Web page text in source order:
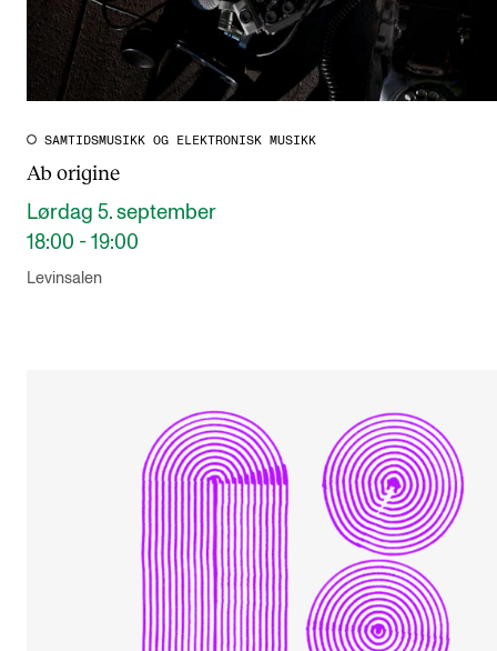
SAMTIDSMUSIKK OG ELEKTRONISK MUSIKK
Ab origine
Lørdag 5. september
18:00 - 19:00
Levinsalen